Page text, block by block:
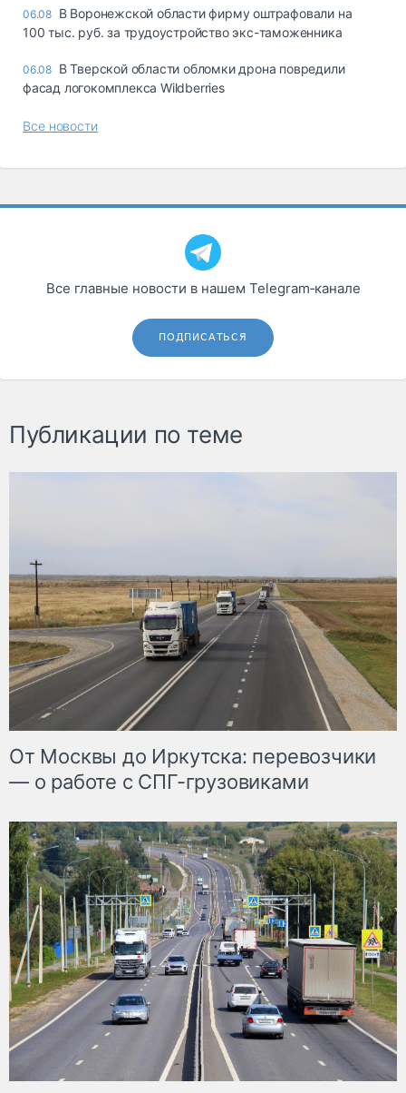
06.08 В Воронежской области фирму оштрафовали на
100 тыс. руб. за трудоустройство экс-таможенника
06.08 В Тверской области обломки дрона повредили
фасад логокомплекса Wildberries
Все новости
Все главные новости в нашем Telegram‑канале
ПОДПИСАТЬСЯ
Публикации по теме
От Москвы до Иркутска: перевозчики
— о работе с СПГ-грузовиками